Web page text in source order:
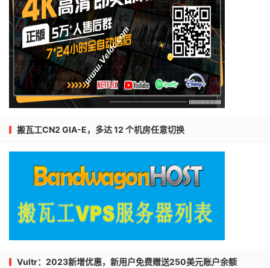
搬瓦工CN2 GIA-E，多达 12 个机房任意切换
Vultr：2023新增优惠，新用户免费赠送250美元账户余额